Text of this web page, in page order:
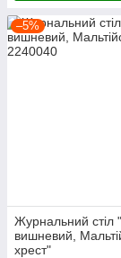
–5%
Журнальний стіл
вишневий,
хрест"